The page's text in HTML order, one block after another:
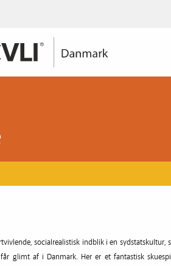
socialrealistisk indblik i en sydstatskultur,
glimt af i Danmark. Her er et fantastisk